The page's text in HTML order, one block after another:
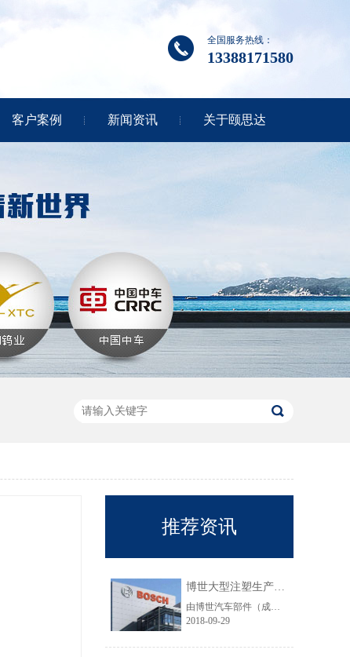
全国服务热线：
13388171580
客户案例 新闻资讯 关于颐思达
推荐资讯
博世大型注塑生产线VOC净化工程圆满结束
由博世汽车部件（成都）有限公司委托颐思达设计、制造、安装的大型注塑生产线废气净化工程项目于近日全部竣工，试运行效果显示，运行结果完全符合设计要求。
2018-09-29